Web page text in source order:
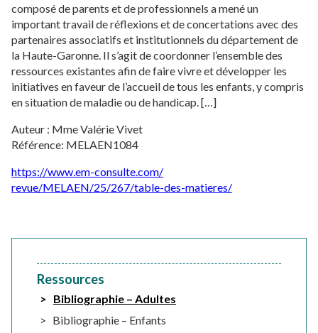
composé de parents et de professionnels a mené un
important travail de réflexions et de concertations avec des
partenaires associatifs et institutionnels du département de
la Haute-Garonne. Il s’agit de coordonner l’ensemble des
ressources existantes afin de faire vivre et développer les
initiatives en faveur de l’accueil de tous les enfants, y compris
en situation de maladie ou de handicap. […]
Auteur : Mme Valérie Vivet
Référence: MELAEN1084
https://www.em-consulte.com/
revue/MELAEN/25/267/table-des-matieres/
Ressources
Bibliographie – Adultes
Bibliographie – Enfants